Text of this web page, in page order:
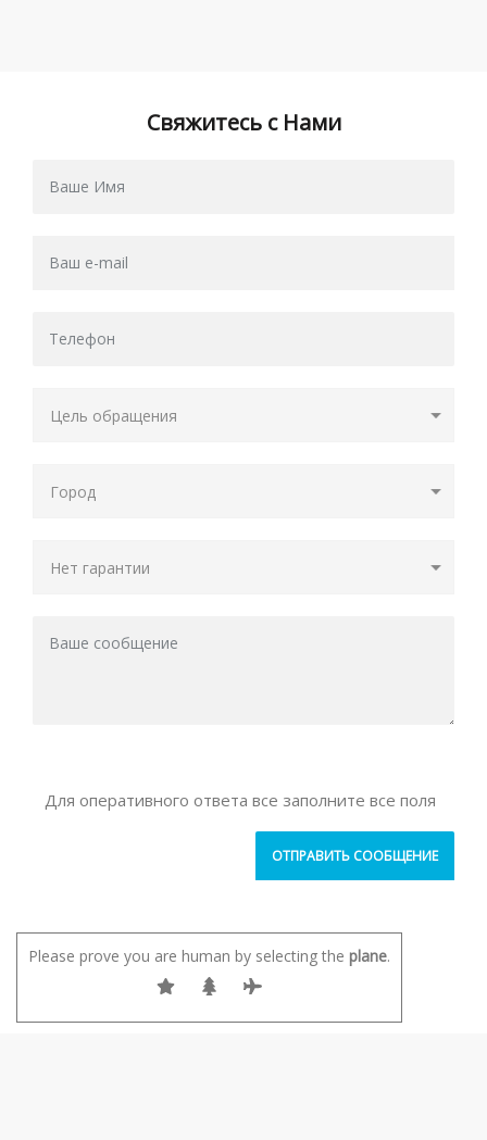
Свяжитесь с Нами
Для оперативного ответа все заполните все поля
Please prove you are human by selecting the plane.